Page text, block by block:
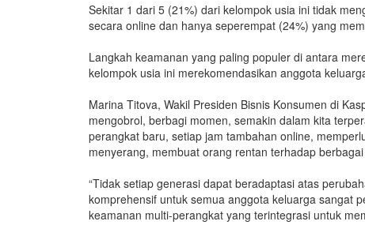
Sekitar 1 dari 5 (21%) dari kelompok usia ini tidak
secara online dan hanya seperempat (24%) yang
Langkah keamanan yang paling populer di antara
kelompok usia ini merekomendasikan anggota
Marina Titova, Wakil Presiden Bisnis Konsumen di
mengobrol, berbagi momen, semakin dalam kita
perangkat baru, setiap jam tambahan online,
menyerang, membuat orang rentan terhadap
“Tidak setiap generasi dapat beradaptasi atas
komprehensif untuk semua anggota keluarga sangat
keamanan multi-perangkat yang terintegrasi untuk